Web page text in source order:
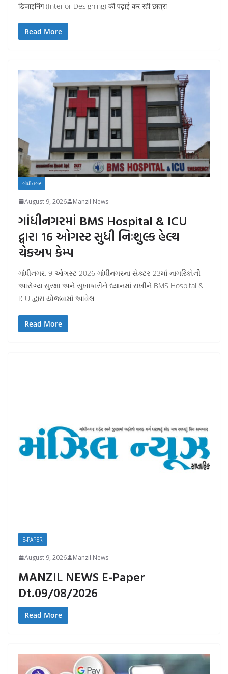
डिजाइनिंग (Interior Designing) की पढ़ाई कर रही छात्रा
Read More
ગાંધીનગર
August 9, 2026 Manzil News
ગાંધીનગરમાં BMS Hospital & ICU
દ્વારા 16 ઓગસ્ટ સુધી નિઃશુલ્ક હેલ્થ
ચેકઅપ કેમ્પ
ગાંધીનગર, 9 ઓગસ્ટ 2026 ગાંધીનગરના સેક્ટર-23માં નાગરિકોની
આરોગ્ય સુરક્ષા અને સુખાકારીને ધ્યાનમાં રાખીને BMS Hospital &
ICU દ્વારા યોજવામાં આવેલ
Read More
E-PAPER
August 9, 2026 Manzil News
MANZIL NEWS E-Paper
Dt.09/08/2026
Read More